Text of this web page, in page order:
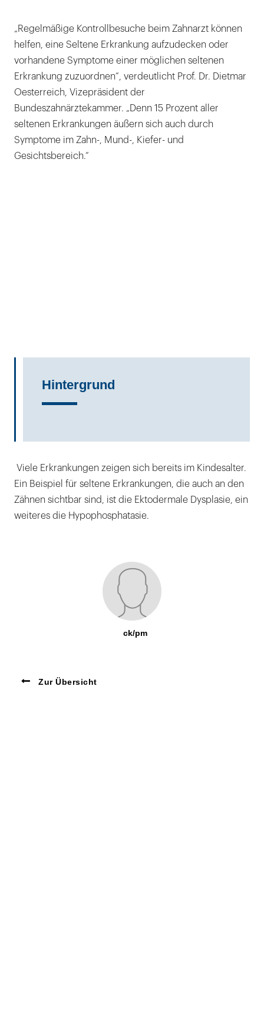
„Regelmäßige Kontrollbesuche beim Zahnarzt können
helfen, eine Seltene Erkrankung aufzudecken oder
vorhandene Symptome einer möglichen seltenen
Erkrankung zuzuordnen“, verdeutlicht Prof. Dr. Dietmar
Oesterreich, Vizepräsident der
Bundeszahnärztekammer. „Denn 15 Prozent aller
seltenen Erkrankungen äußern sich auch durch
Symptome im Zahn-, Mund-, Kiefer- und
Gesichtsbereich.“
Hintergrund
Viele Erkrankungen zeigen sich bereits im Kindesalter.
Ein Beispiel für seltene Erkrankungen, die auch an den
Zähnen sichtbar sind, ist die Ektodermale Dysplasie, ein
weiteres die Hypophosphatasie.
ck/pm
Zur Übersicht